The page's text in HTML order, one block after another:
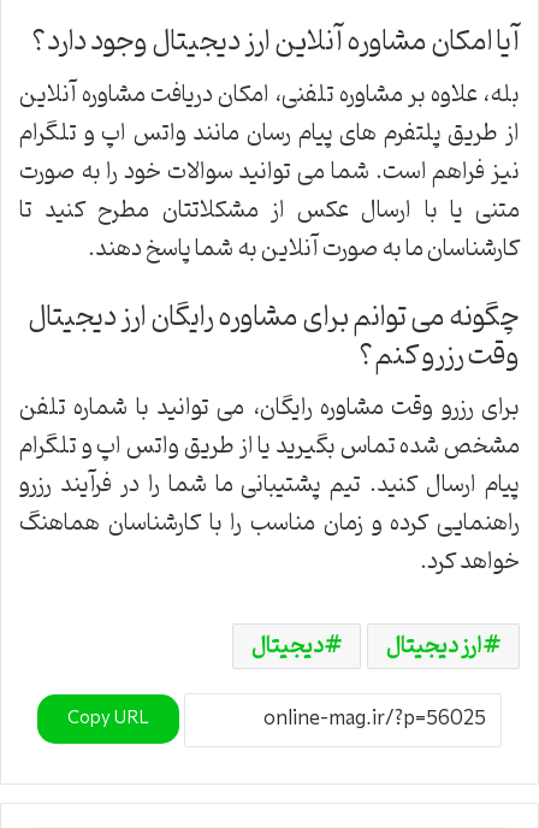
آیا امکان مشاوره آنلاین ارز دیجیتال وجود دارد؟
بله، علاوه بر مشاوره تلفنی، امکان دریافت مشاوره آنلاین
از طریق پلتفرم های پیام رسان مانند واتس اپ و تلگرام
نیز فراهم است. شما می توانید سوالات خود را به صورت
متنی یا با ارسال عکس از مشکلاتتان مطرح کنید تا
کارشناسان ما به صورت آنلاین به شما پاسخ دهند.
چگونه می توانم برای مشاوره رایگان ارز دیجیتال
وقت رزرو کنم؟
برای رزرو وقت مشاوره رایگان، می توانید با شماره تلفن
مشخص شده تماس بگیرید یا از طریق واتس اپ و تلگرام
پیام ارسال کنید. تیم پشتیبانی ما شما را در فرآیند رزرو
راهنمایی کرده و زمان مناسب را با کارشناسان هماهنگ
خواهد کرد.
ارز دیجیتال دیجیتال
Copy URL